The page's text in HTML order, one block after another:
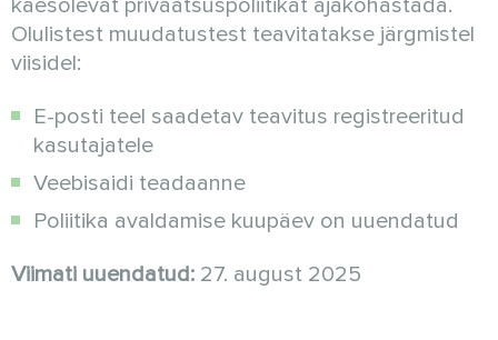
käesolevat privaatsuspoliitikat ajakohastada.
Olulistest muudatustest teavitatakse järgmistel
viisidel:
E-posti teel saadetav teavitus registreeritud
kasutajatele
Veebisaidi teadaanne
Poliitika avaldamise kuupäev on uuendatud
Viimati uuendatud: 27. august 2025